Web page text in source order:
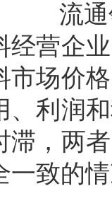
流通领
经营企
市场价
、利润
滞，两
一致的